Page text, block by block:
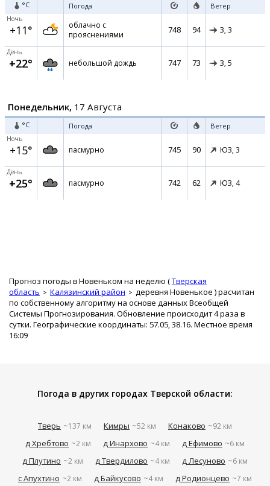
°C Погода Ветер
Ночь
+11°
облачно с
прояснениями
748 94 З, 3
День
+22° небольшой дождь 747 73 З, 5
Понедельник, 17 Августа
°C Погода Ветер
Ночь
+15° пасмурно 745 90 ЮЗ, 3
День
+25° пасмурно 742 62 ЮЗ, 4
Прогноз погоды в Новеньком на неделю (Тверская
область
Калязинский район деревня Новенькое ) расчитан
по собственному алгоритму на основе данных Всеобщей
Системы Прогнозирования. Обновление происходит 4 раза в
сутки. Географические координаты: 57.05, 38.16. Местное время
16:09
Погода в других городах Тверской области:
Тверь ~137 км Кимры ~52 км Конаково ~92 км
д Хребтово ~2 км д Инархово ~4 км д Ефимово ~6 км
д Плутино ~2 км д Твердилово ~4 км д Лесуново ~6 км
с Апухтино ~2 км д Байкусово ~4 км д Родионцево ~7 км